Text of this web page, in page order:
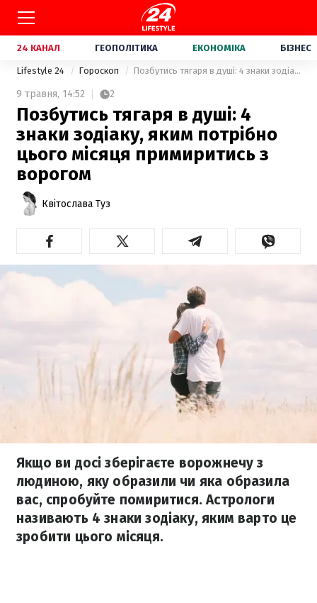
24 КАНАЛ ГЕОПОЛІТИКА ЕКОНОМІКА БІЗНЕС
Lifestyle 24 Гороскоп Позбутись тягаря в душі: 4 знаки зодіаку, яким потрібно цього місяця примиритись з ворогом
9 травня, 14:52 2
Позбутись тягаря в душі: 4
знаки зодіаку, яким потрібно
цього місяця примиритись з
ворогом
Квітослава Туз
Якщо ви досі зберігаєте ворожнечу з
людиною, яку образили чи яка образила
вас, спробуйте помиритися. Астрологи
називають 4 знаки зодіаку, яким варто це
зробити цього місяця.